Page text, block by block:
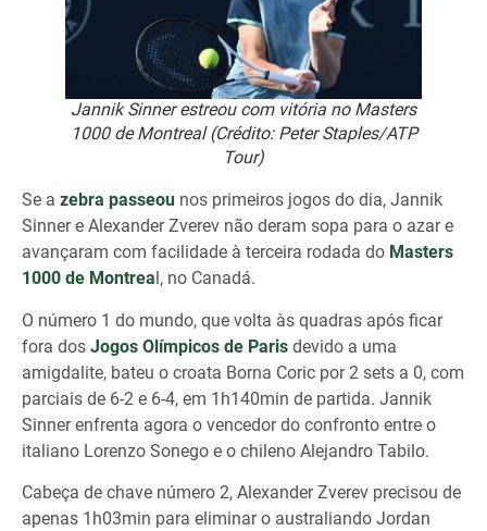
Jannik Sinner estreou com vitória no Masters
1000 de Montreal (Crédito: Peter Staples/ATP
Tour)
Se a zebra passeou nos primeiros jogos do dia, Jannik
Sinner e Alexander Zverev não deram sopa para o azar e
avançaram com facilidade à terceira rodada do Masters
1000 de Montrea l, no Canadá.
O número 1 do mundo, que volta às quadras após ficar
fora dos Jogos Olímpicos de Paris devido a uma
amigdalite, bateu o croata Borna Coric por 2 sets a 0, com
parciais de 6-2 e 6-4, em 1h140min de partida. Jannik
Sinner enfrenta agora o vencedor do confronto entre o
italiano Lorenzo Sonego e o chileno Alejandro Tabilo.
Cabeça de chave número 2, Alexander Zverev precisou de
apenas 1h03min para eliminar o australiando Jordan